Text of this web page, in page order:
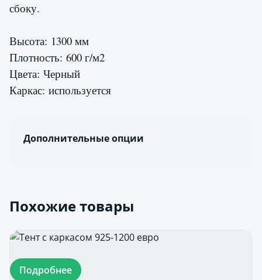
сбоку.
Высота: 1300 мм
Плотность: 600 г/м2
Цвета: Черный
Каркас: используется
Дополнительные опции
Похожие товары
Подробнее